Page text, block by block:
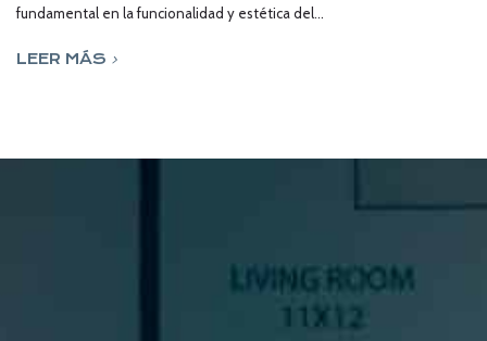
fundamental en la funcionalidad y estética del...
LEER MÁS
NEWSLETTER